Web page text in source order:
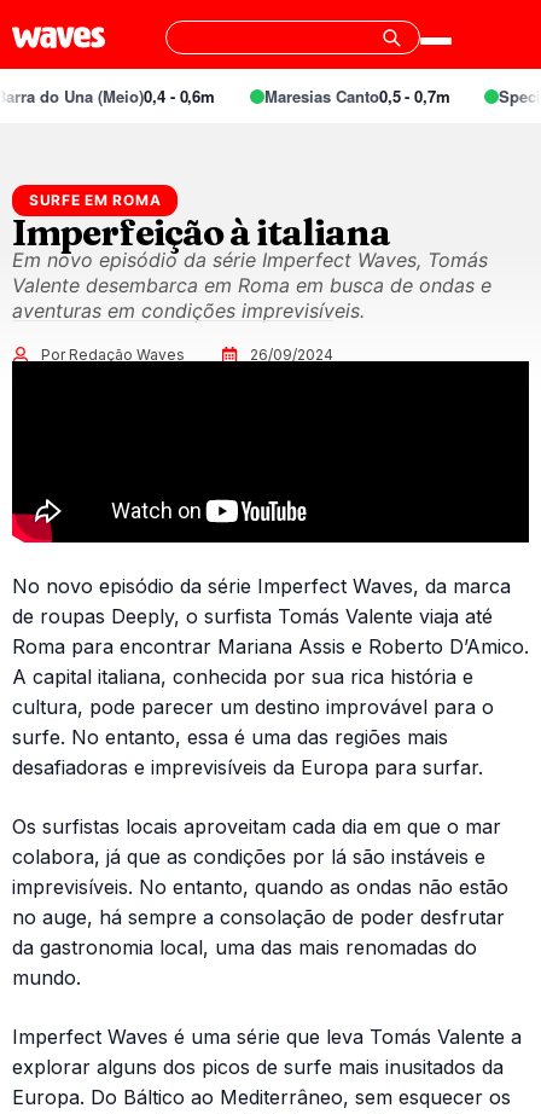
do Una (Meio)0,4 - 0,6m Maresias Canto0,5 - 0,7m
SURFE EM ROMA
Imperfeição à italiana
Em novo episódio da série Imperfect Waves, Tomás
Valente desembarca em Roma em busca de ondas e
aventuras em condições imprevisíveis.
Por Redação Waves 26/09/2024
No novo episódio da série Imperfect Waves, da marca
de roupas Deeply, o surfista Tomás Valente viaja até
Roma para encontrar Mariana Assis e Roberto D’Amico.
A capital italiana, conhecida por sua rica história e
cultura, pode parecer um destino improvável para o
surfe. No entanto, essa é uma das regiões mais
desafiadoras e imprevisíveis da Europa para surfar.
Os surfistas locais aproveitam cada dia em que o mar
colabora, já que as condições por lá são instáveis e
imprevisíveis. No entanto, quando as ondas não estão
no auge, há sempre a consolação de poder desfrutar
da gastronomia local, uma das mais renomadas do
mundo.
Imperfect Waves é uma série que leva Tomás Valente a
explorar alguns dos picos de surfe mais inusitados da
Europa. Do Báltico ao Mediterrâneo, sem esquecer os